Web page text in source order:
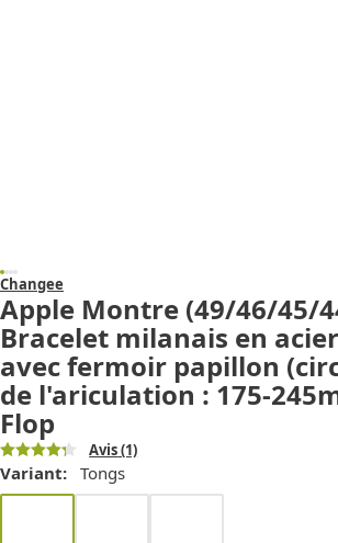
Changee
Apple Montre (49/46/45/
Bracelet milanais en
avec fermoir papillon
de l'ariculation : 175-
Flop
Avis(1)
Variant: Tongs